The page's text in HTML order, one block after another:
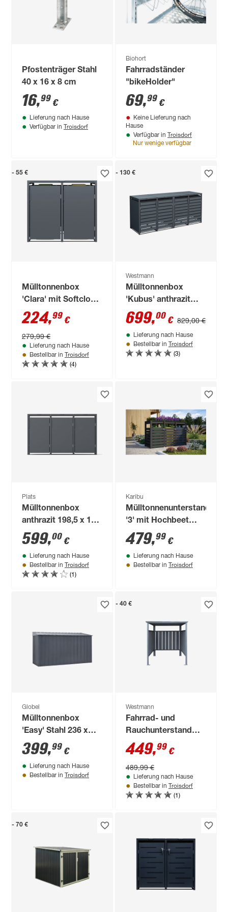
Pfostenträger Stahl
40 x 16 x 8 cm
16,99 €
Lieferung nach Hause
Verfügbar in Troisdorf
Biohort
Fahrradständer
"bikeHolder"
69,99 €
Keine Lieferung nach
Hause
Verfügbar in Troisdorf
Nur wenige verfügbar
- 55 €
Mülltonnenbox
'Clara' mit Softclose
anthrazit 132 x 116 x
80 cm
224,99 €
279,99 €
Lieferung nach Hause
Bestellbar in Troisdorf
(4)
- 130 €
Westmann
Mülltonnenbox
'Kubus' anthrazit
Stahl 264 x 80 x 116
cm
699,00 € 829,00 €
Lieferung nach Hause
Bestellbar in Troisdorf
(3)
Plats
Mülltonnenbox
anthrazit 198,5 x 116
x 80 cm
599,00 €
Lieferung nach Hause
Bestellbar in Troisdorf
(1)
Karibu
Mülltonnenunterstand
'3' mit Hochbeet
anthrazit 238 x 142,6
x 87,6 cm
479,99 €
Lieferung nach Hause
Bestellbar in Troisdorf
Globel
Mülltonnenbox
'Easy' Stahl 236 x
101 x 131,5 cm
399,99 €
Lieferung nach Hause
Bestellbar in Troisdorf
- 40 €
Westmann
Fahrrad- und
Rauchunterstand
anthrazit Metall 203
x 180 x 210
449,99 €
489,99 €
Lieferung nach Hause
Bestellbar in Troisdorf
(1)
- 70 €